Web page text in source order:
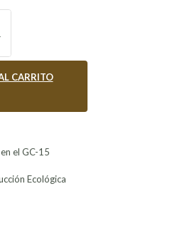
CARRITO
el GC-15
Ecológica